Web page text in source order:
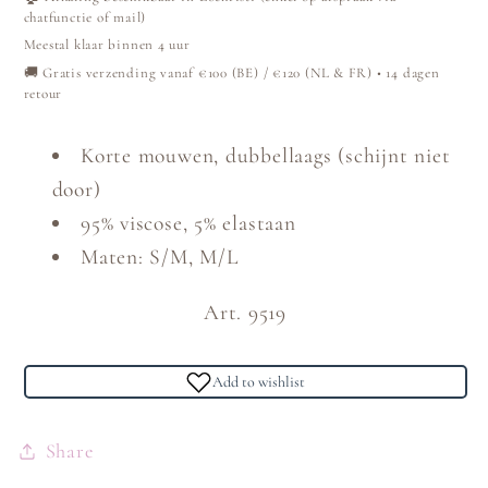
chatfunctie of mail)
Meestal klaar binnen 4 uur
🚚 Gratis verzending vanaf €100 (BE) / €120 (NL & FR) • 14 dagen
retour
Korte mouwen, dubbellaags (schijnt niet
door)
95% viscose, 5% elastaan
Maten: S/M, M/L
Art. 9519
Add to wishlist
Share